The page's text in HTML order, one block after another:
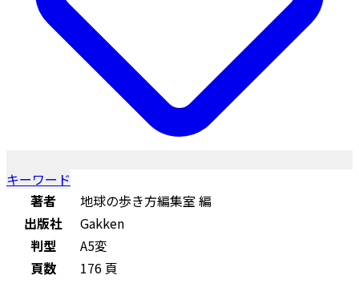
キーワード
著者
地球の歩き方編集室 編
出版社
Gakken
判型
A5変
頁数
176 頁